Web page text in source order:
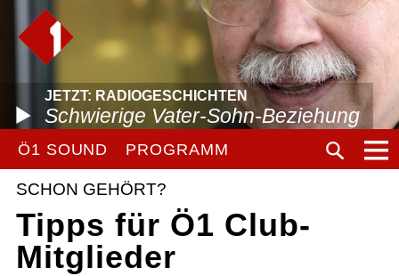
JETZT: RADIOGESCHICHTEN
Schwierige Vater-Sohn-Beziehung
Ö1 SOUND PROGRAMM
SCHON GEHÖRT?
Tipps für Ö1 Club-
Mitglieder